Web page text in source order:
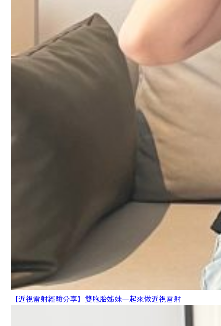
【近視雷射經驗分享】雙胞胎姊妹一起來做近視雷射